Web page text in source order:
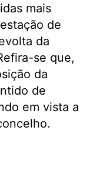
mais
de
da
se que,
da
de
em vista a